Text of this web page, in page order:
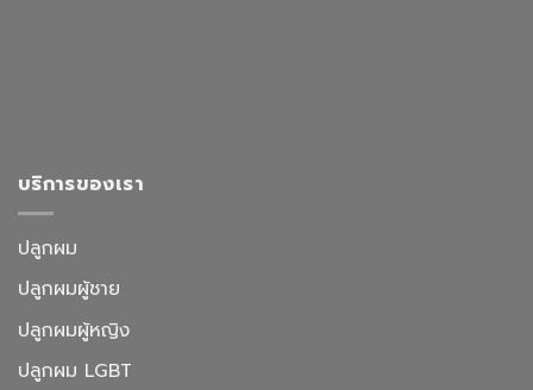
บริการของเรา
ปลูกผม
ปลูกผมผู้ชาย
ปลูกผมผู้หญิง
ปลูกผม LGBT